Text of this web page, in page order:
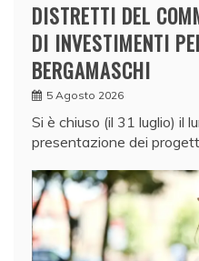
DISTRETTI DEL
DI INVESTIMENTI
BERGAMASCHI
5 Agosto 2026
Si è chiuso (il 31 luglio) il
presentazione dei